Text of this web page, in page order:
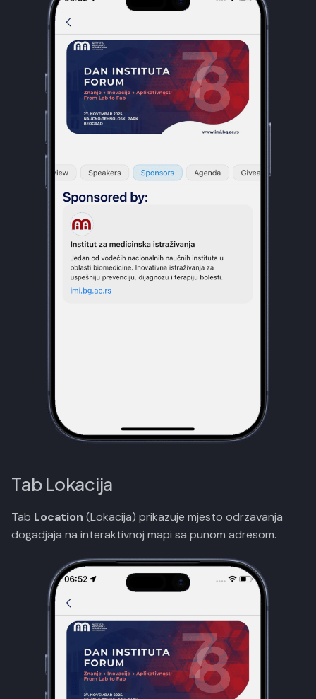
Tab Lokacija
Tab Location (Lokacija) prikazuje mjesto odrzavanja
dogadjaja na interaktivnoj mapi sa punom adresom.